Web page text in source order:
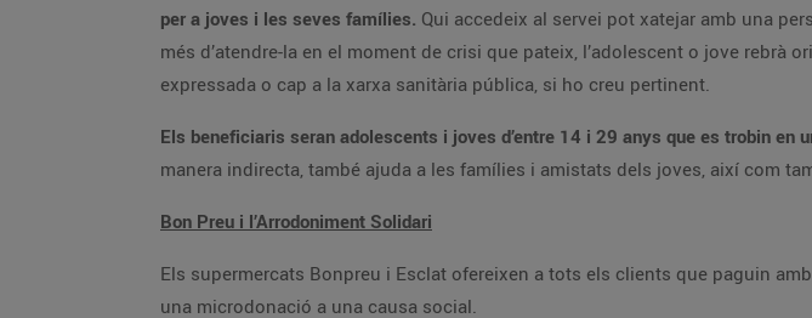
per a joves i les seves famílies. Qui accedeix al servei pot xatejar amb una
més d’atendre-la en el moment de crisi que pateix, l’adolescent o jove
expressada o cap a la xarxa sanitària pública, si ho creu pertinent.
Els beneficiaris seran adolescents i joves d’entre 14 i 29 anys que es trobin
manera indirecta, també ajuda a les famílies i amistats dels joves, així com
Bon Preu i l’Arrodoniment Solidari
Els supermercats Bonpreu i Esclat ofereixen a tots els clients que paguin
una microdonació a una causa social.